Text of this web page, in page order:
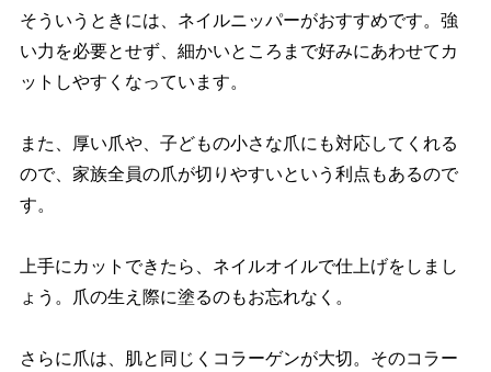
そういうときには、ネイルニッパーがおすすめです。強
い力を必要とせず、細かいところまで好みにあわせてカ
ットしやすくなっています。
また、厚い爪や、子どもの小さな爪にも対応してくれる
ので、家族全員の爪が切りやすいという利点もあるので
す。
上手にカットできたら、ネイルオイルで仕上げをしまし
ょう。爪の生え際に塗るのもお忘れなく。
さらに爪は、肌と同じくコラーゲンが大切。そのコラー